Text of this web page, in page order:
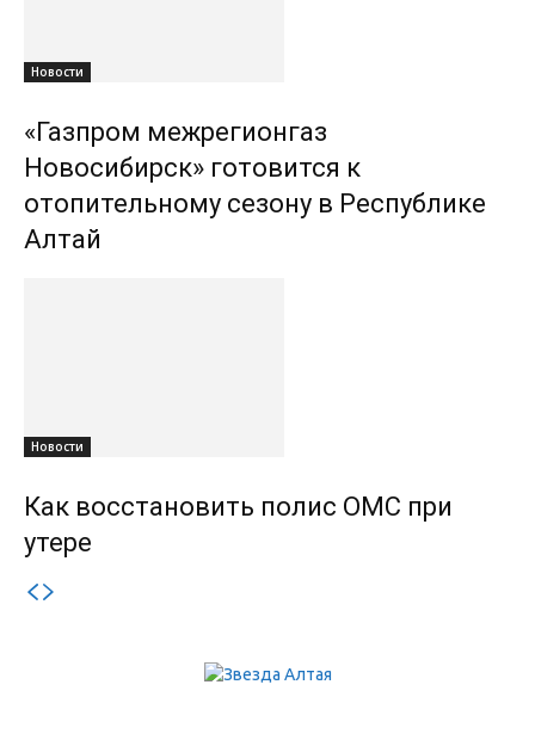
Новости
«Газпром межрегионгаз
Новосибирск» готовится к
отопительному сезону в Республике
Алтай
Новости
Как восстановить полис ОМС при
утере